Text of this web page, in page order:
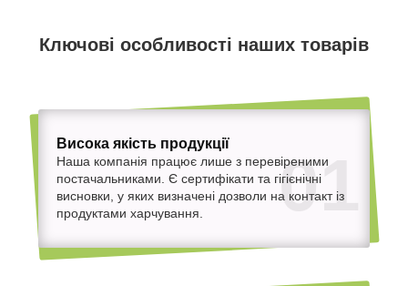
Ключові особливості наших товарів
01
Висока якість продукції
Наша компанія працює лише з перевіреними
постачальниками. Є сертифікати та гігієнічні
висновки, у яких визначені дозволи на контакт із
продуктами харчування.